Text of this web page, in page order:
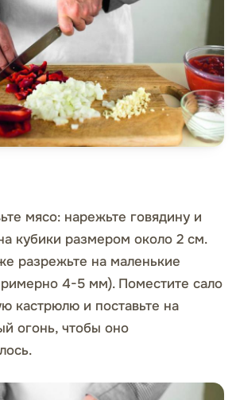
мясо: нарежьте говядину и
кубики размером около 2 см.
разрежьте на маленькие
4-5 мм). Поместите сало
кастрюлю и поставьте на
огонь, чтобы оно